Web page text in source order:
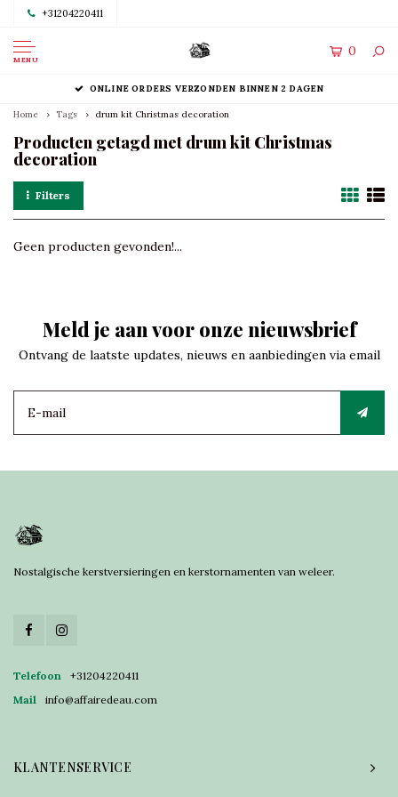
+31204220411
MENU
0
ONLINE ORDERS VERZONDEN BINNEN 2 DAGEN
Home Tags drum kit Christmas decoration
Producten getagd met drum kit Christmas
decoration
Filters
Geen producten gevonden!...
Meld je aan voor onze nieuwsbrief
Ontvang de laatste updates, nieuws en aanbiedingen via email
Nostalgische kerstversieringen en kerstornamenten van weleer.
Telefoon
+31204220411
Mail
info@affairedeau.com
KLANTENSERVICE